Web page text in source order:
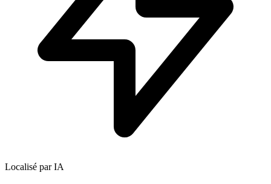
Localisé par IA